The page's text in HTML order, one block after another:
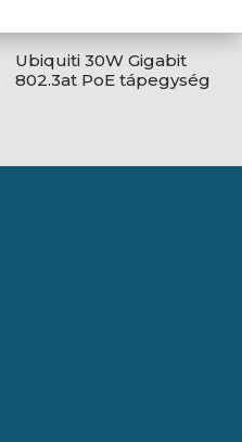
Ubiquiti 30W Gigabit
802.3at PoE tápegység